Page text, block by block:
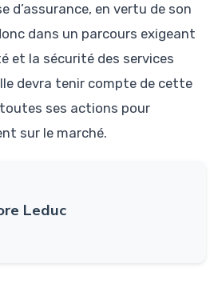
d’assurance, en vertu de son
dans un parcours exigeant
et la sécurité des services
devra tenir compte de cette
ses actions pour
sur le marché.
Leduc